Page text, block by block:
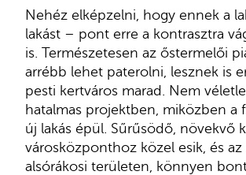
Nehéz elképzelni, hogy ennek a
lakást – pont erre a kontrasztra
is. Természetesen az őstermelői
arrébb lehet paterolni, lesznek is
pesti kertváros marad. Nem
hatalmas projektben, miközben a
új lakás épül. Sűrűsödő, növekvő
városközponthoz közel esik, és
alsórákosi területen, könnyen